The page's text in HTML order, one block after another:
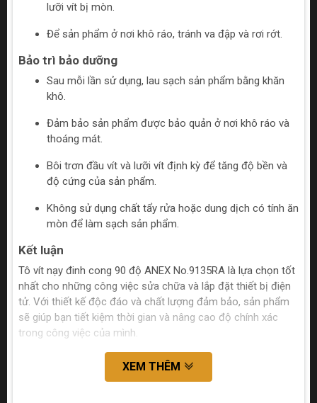
lưỡi vít bị mòn.
Để sản phẩm ở nơi khô ráo, tránh va đập và rơi rớt.
Bảo trì bảo dưỡng
Sau mỗi lần sử dụng, lau sạch sản phẩm bằng khăn
khô.
Đảm bảo sản phẩm được bảo quản ở nơi khô ráo và
thoáng mát.
Bôi trơn đầu vít và lưỡi vít định kỳ để tăng độ bền và
độ cứng của sản phẩm.
Không sử dụng chất tẩy rửa hoặc dung dịch có tính ăn
mòn để làm sạch sản phẩm.
Kết luận
Tô vít nạy đinh cong 90 độ ANEX No.9135RA là lựa chọn tốt
nhất cho những công việc sửa chữa và lắp đặt thiết bị điện
tử. Với thiết kế độc đáo và chất lượng đảm bảo, sản phẩm
sẽ giúp bạn tiết kiệm thời gian và nâng cao độ chính xác
trong công việc của mình.
XEM THÊM